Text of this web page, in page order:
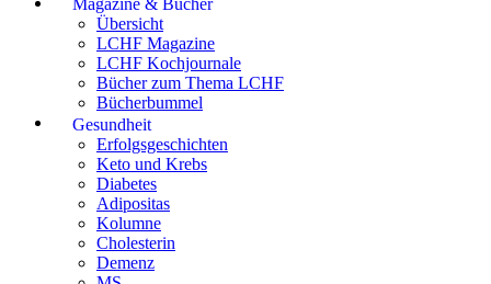
Magazine & Bücher
Übersicht
LCHF Magazine
LCHF Kochjournale
Bücher zum Thema LCHF
Bücherbummel
Gesundheit
Erfolgsgeschichten
Keto und Krebs
Diabetes
Adipositas
Kolumne
Cholesterin
Demenz